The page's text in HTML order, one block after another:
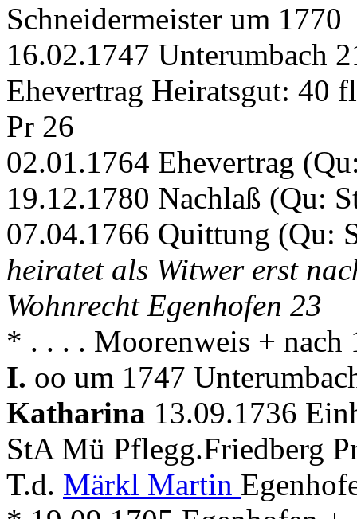
Schneidermeister um 1770
16.02.1747 Unterumbach
Ehevertrag Heiratsgut: 40
Pr 26
02.01.1764 Ehevertrag
19.12.1780 Nachlaß (Qu:
07.04.1766 Quittung (Qu:
heiratet als Witwer erst
Wohnrecht Egenhofen 23
* . . . . Moorenweis + nach
I. oo um 1747
Katharina 13.09.1736
StA Mü Pflegg.Friedberg
T.d. Märkl Martin